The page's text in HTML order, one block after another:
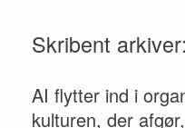
Skribent arkiver:
AI flytter ind i
kulturen, der